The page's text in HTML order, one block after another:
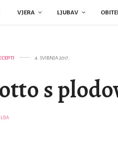
VJERA LJUBAV
4. SVIBNJA 2017.
s